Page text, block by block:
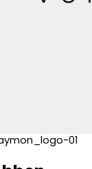
01